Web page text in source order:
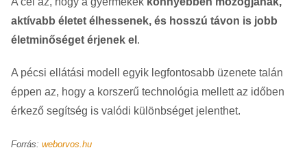
aktívabb életet élhessenek, és hosszú távon is jobb
életminőséget érjenek el .
A pécsi ellátási modell egyik legfontosabb üzenete talán
éppen az, hogy a korszerű technológia mellett az időben
érkező segítség is valódi különbséget jelenthet.
Forrás: weborvos.hu